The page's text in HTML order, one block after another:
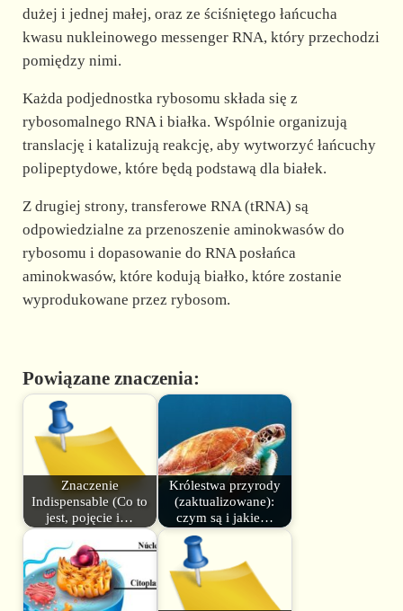
dużej i jednej małej, oraz ze ściśniętego łańcucha
kwasu nukleinowego messenger RNA, który przechodzi
pomiędzy nimi.
Każda podjednostka rybosomu składa się z
rybosomalnego RNA i białka. Wspólnie organizują
translację i katalizują reakcję, aby wytworzyć łańcuchy
polipeptydowe, które będą podstawą dla białek.
Z drugiej strony, transferowe RNA (tRNA) są
odpowiedzialne za przenoszenie aminokwasów do
rybosomu i dopasowanie do RNA posłańca
aminokwasów, które kodują białko, które zostanie
wyprodukowane przez rybosom.
Powiązane znaczenia:
Znaczenie
Indispensable (Co to
jest, pojęcie i…
Królestwa przyrody
(zaktualizowane):
czym są i jakie…